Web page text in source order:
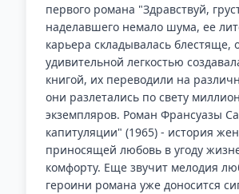
первого романа "Здравствуй,
наделавшего немало шума, ее
карьера складывалась блестяще,
удивительной легкостью
книгой, их переводили на
они разлетались по свету
экземпляров. Роман Франсуазы
капитуляции" (1965) - история
приносящей любовь в угоду
комфорту. Еще звучит мелодия
героини романа уже доносится